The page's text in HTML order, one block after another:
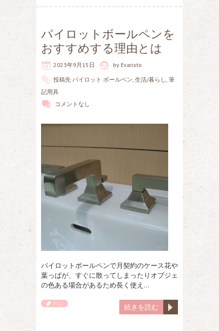
パイロットボールペンを
おすすめする理由とは
2023年9月15日 by Evaristo
投稿先 パイロット ボールペン 生活/暮らし 筆
記用具
コメントなし
パイロットボールペンで月契約のケース花や
葉っぱが、すぐに散ってしまったりオブジェ
の色ある場合があるため長く使え…
続きを読む
ペン